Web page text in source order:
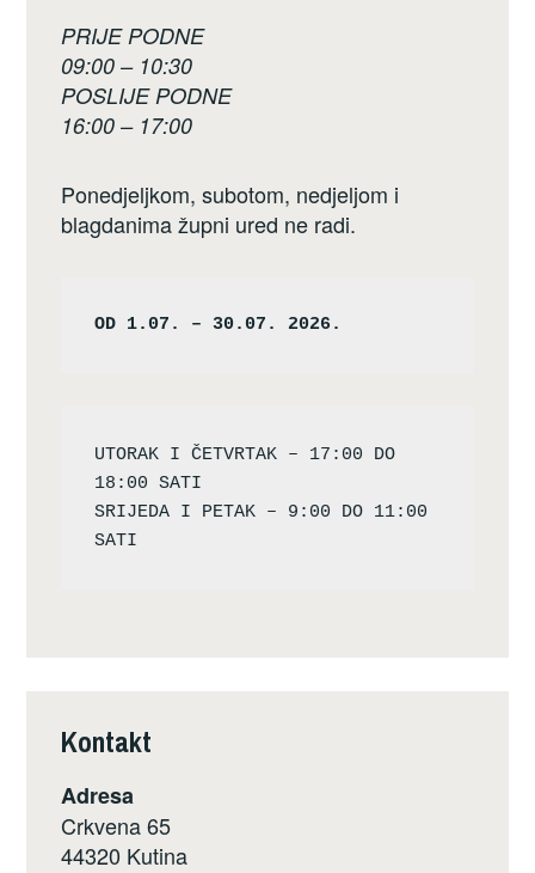
PRIJE PODNE
09:00 – 10:30
POSLIJE PODNE
16:00 – 17:00
Ponedjeljkom, subotom, nedjeljom i
blagdanima župni ured ne radi.
OD 1.07. – 30.07. 2026.
UTORAK I ČETVRTAK – 17:00 DO
18:00 SATI
SRIJEDA I PETAK – 9:00 DO 11:00
Kontakt
Adresa
Crkvena 65
44320 Kutina